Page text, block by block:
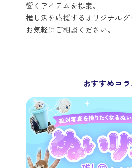
響くアイテムを提案。
推し活を応援するオリジナル
お気軽にご相談ください。
おすすめコ